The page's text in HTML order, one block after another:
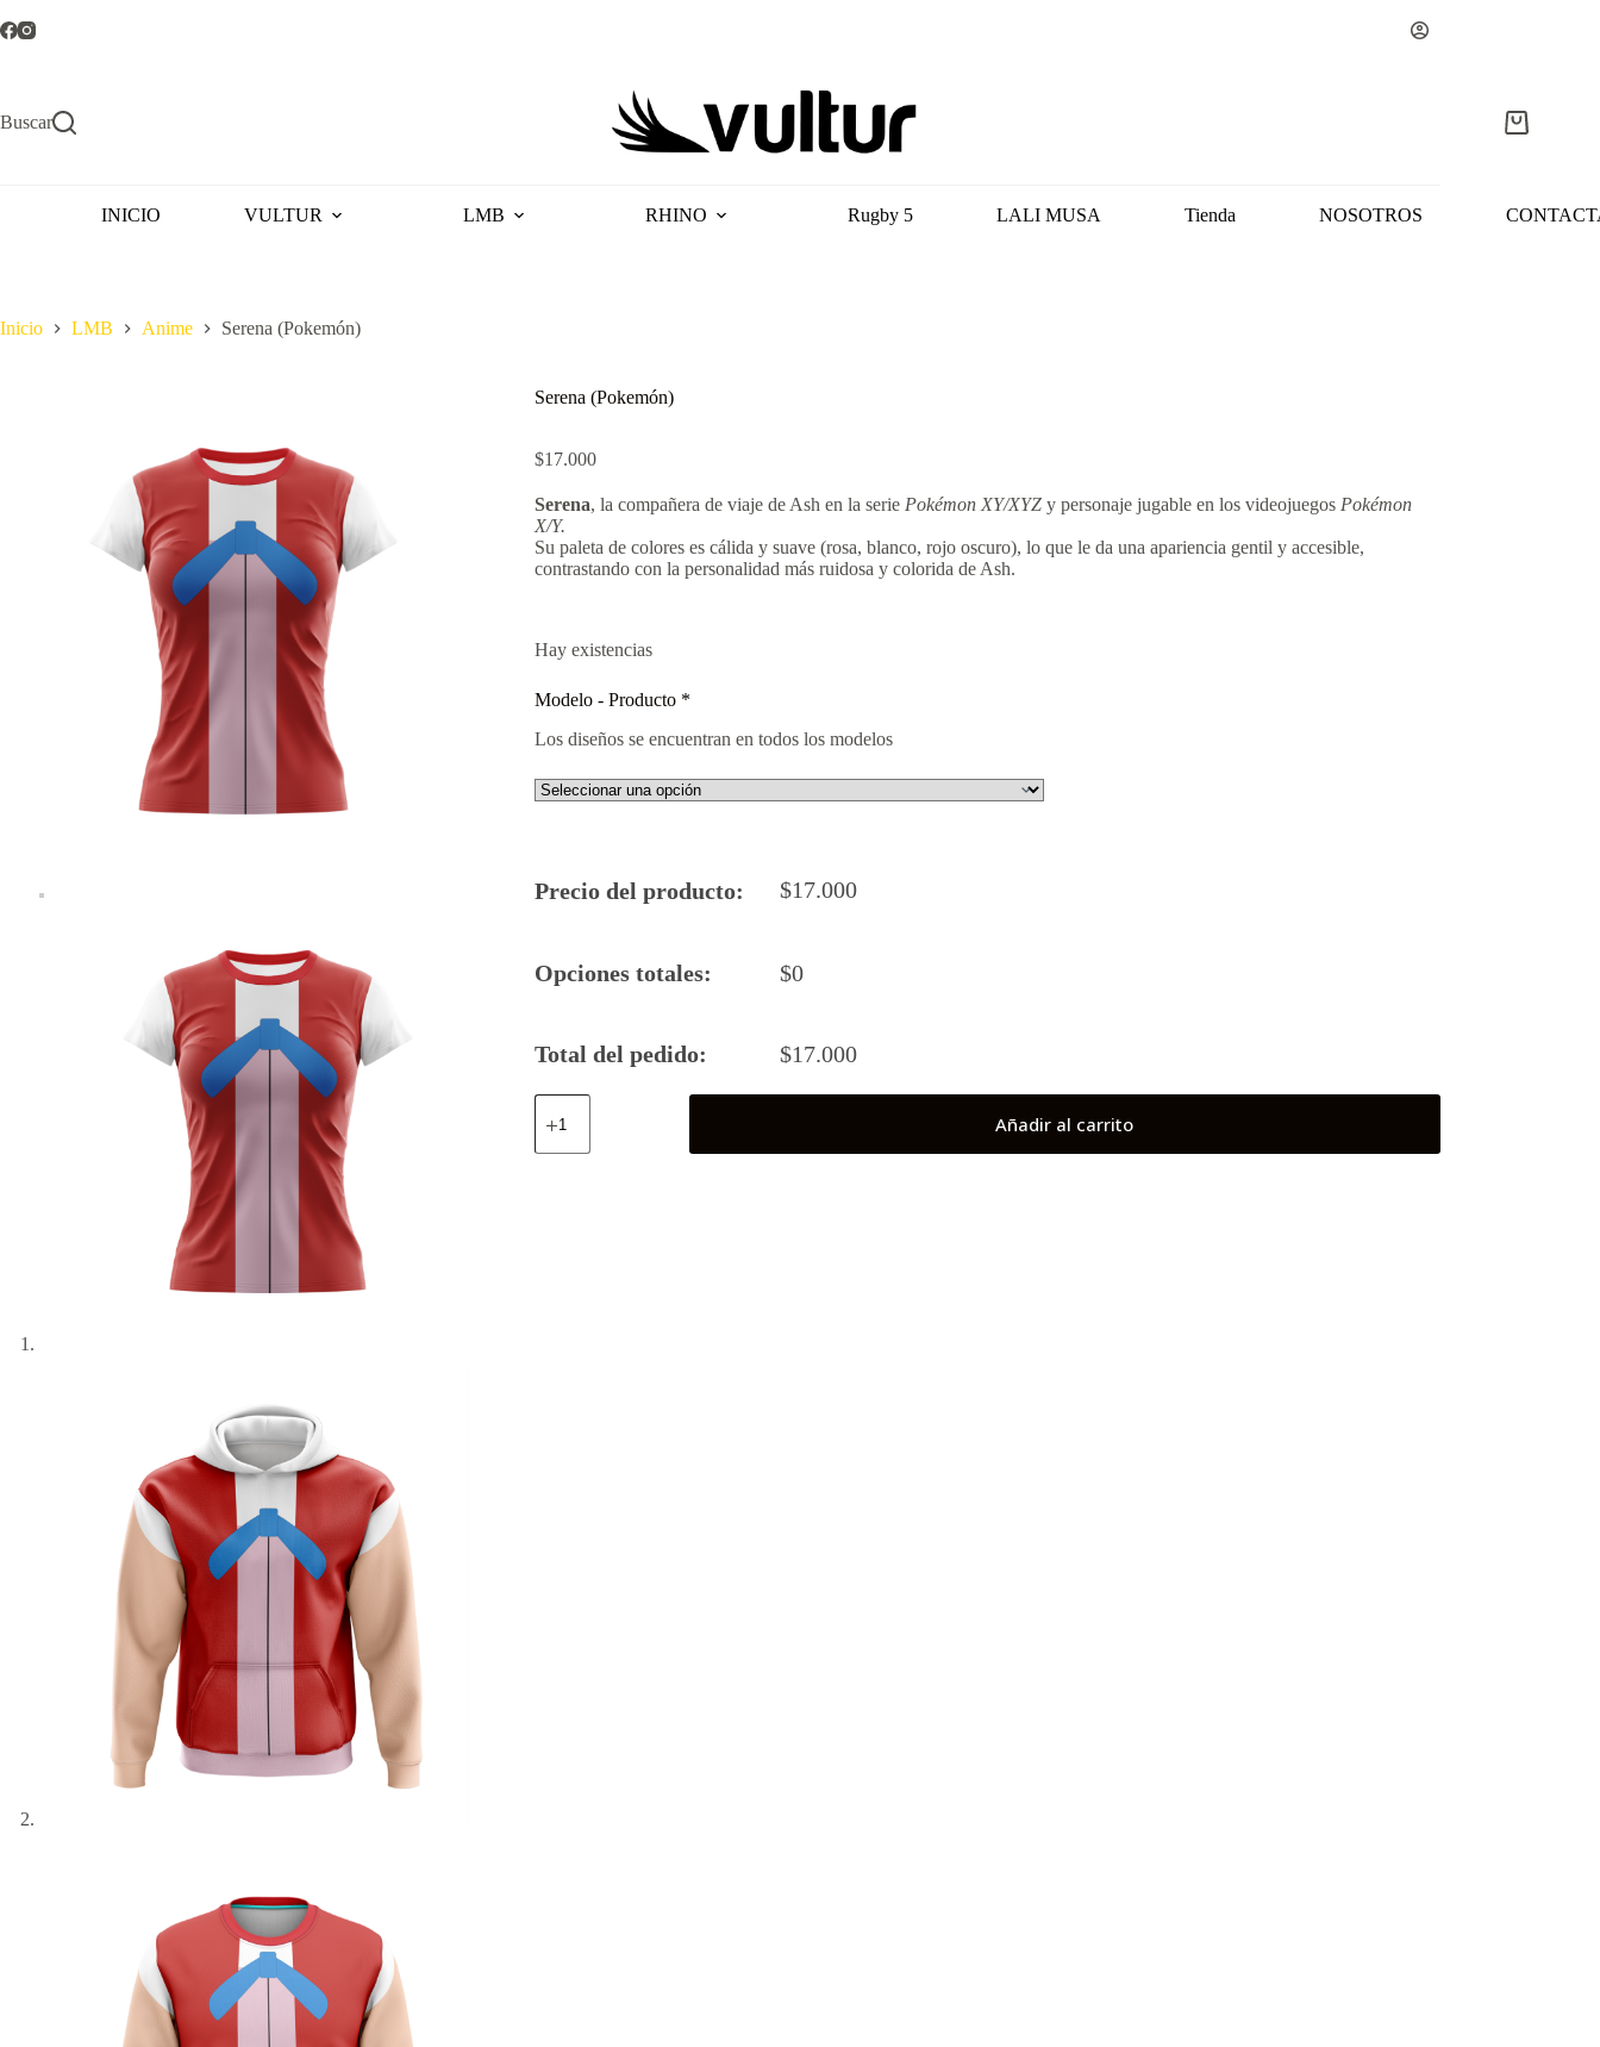
al
Buscar
Carro
INICIO VULTUR LMB RHINO Rugby 5 LALI MUSA Tienda NOSOTROS
Inicio LMB Anime Serena (Pokemón)
Serena (Pokemón)
$17.000
Serena, la compañera de viaje de Ash en la serie Pokémon XY/XYZ y personaje jugable en los videojuegos Pokémon
X/Y.
Su paleta de colores es cálida y suave (rosa, blanco, rojo oscuro), lo que le da una apariencia gentil y accesible,
contrastando con la personalidad más ruidosa y colorida de Ash.
Hay existencias
Modelo - Producto *
Los diseños se encuentran en todos los modelos
Precio del producto: $17.000
Opciones totales: $0
Total del pedido: $17.000
Serena
(Pokemón)
Añadir al carrito